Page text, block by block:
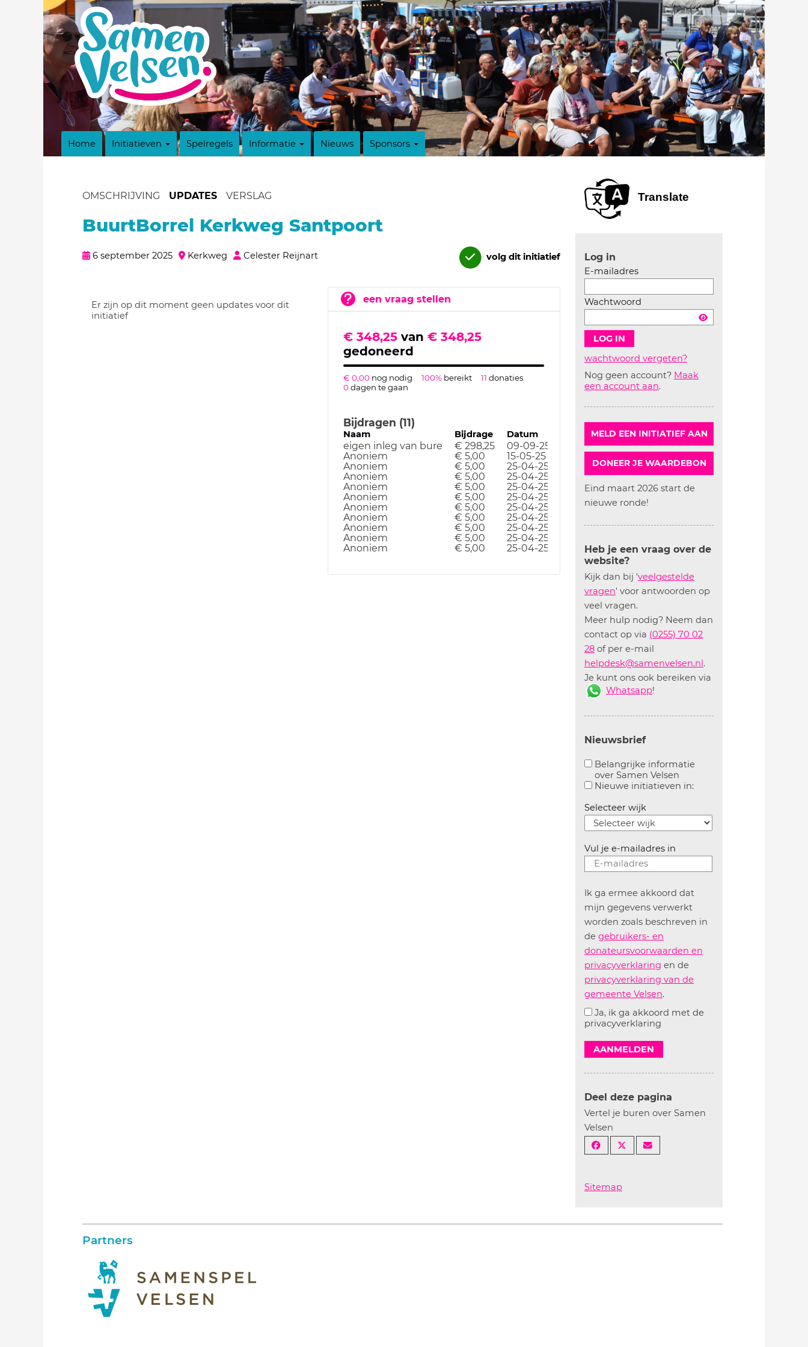
Home Initiatieven Spelregels Informatie Nieuws Sponsors
OMSCHRIJVING UPDATES VERSLAG
BuurtBorrel Kerkweg Santpoort
6 september 2025 Kerkweg Celester Reijnart volg dit initiatief
Er zijn op dit moment geen updates voor dit
initiatief
een vraag stellen
€ 348,25 van € 348,25
gedoneerd
€ 0,00 nog nodig 100% bereikt 11 donaties
0dagen te gaan
Bijdragen (11)
Naam Bijdrage Datum
eigen inleg van bure € 298,25
09-09-25
Anoniem
€ 5,00
15-05-25
Anoniem
€ 5,00
25-04-25
Anoniem
€ 5,00
25-04-25
Anoniem
€ 5,00
25-04-25
Anoniem
€ 5,00
25-04-25
Anoniem
€ 5,00
25-04-25
Anoniem
€ 5,00
25-04-25
Anoniem
€ 5,00
25-04-25
Anoniem
€ 5,00
25-04-25
Anoniem
€ 5,00 25-04-25
Translate
Log in
E-mailadres
Wachtwoord
wachtwoord vergeten?
Nog geen account? Maak
een account aan.
MELD EEN INITIATIEF AAN
DONEER JE WAARDEBON
Eind maart 2026 start de
nieuwe ronde!
Heb je een vraag over de
website?
Kijk dan bij 'veelgestelde
vragen' voor antwoorden op
veel vragen.
Meer hulp nodig? Neem dan
contact op via (0255) 70 02
28 of per e-mail
helpdesk@samenvelsen.nl.
Je kunt ons ook bereiken via
Whatsapp!
Nieuwsbrief
Belangrijke informatie
over Samen Velsen
Aanvinken om belangrijke informatie over
Nieuwe initiatieven in:Aanvinken om
Selecteer wijk
Vul je e-mailadres in
Ik ga ermee akkoord dat
mijn gegevens verwerkt
worden zoals beschreven in
de gebruikers- en
donateursvoorwaarden en
privacyverklaring en de
privacyverklaring van de
gemeente Velsen.
Ja, ik ga akkoord met de
privacyverklaring
AANMELDEN
Deel deze pagina
Vertel je buren over Samen
Velsen
Sitemap
Partners